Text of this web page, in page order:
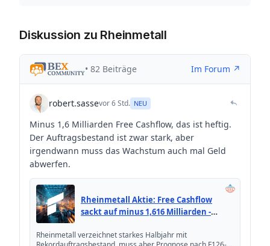
Diskussion zu Rheinmetall